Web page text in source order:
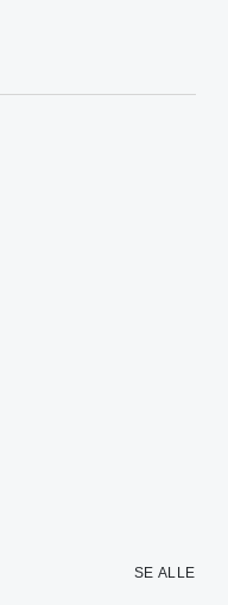
SE ALLE